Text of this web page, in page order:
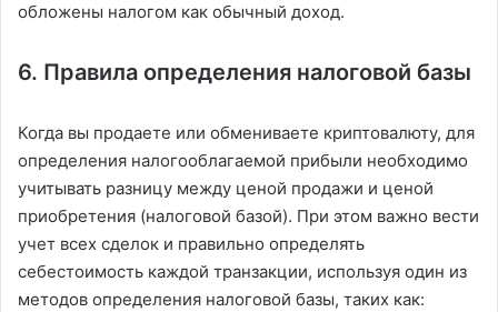
обложены налогом как обычный доход.
6. Правила определения налоговой базы
Когда вы продаете или обмениваете криптовалюту, для
определения налогооблагаемой прибыли необходимо
учитывать разницу между ценой продажи и ценой
приобретения (налоговой базой). При этом важно вести
учет всех сделок и правильно определять
себестоимость каждой транзакции, используя один из
методов определения налоговой базы, таких как: